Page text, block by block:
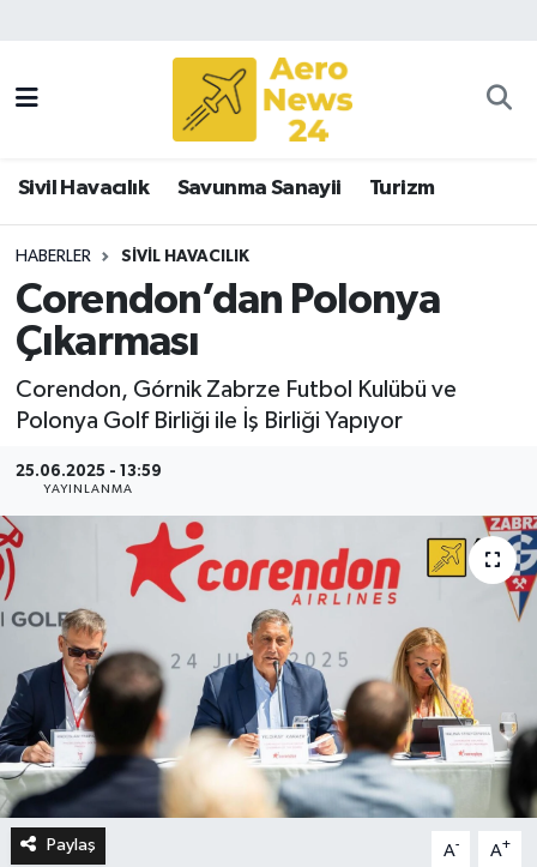
Sivil Havacılık Savunma Sanayii Turizm
HABERLER SIVIL HAVACILIK
Corendon’dan Polonya
Çıkarması
Corendon, Górnik Zabrze Futbol Kulübü ve
Polonya Golf Birliği ile İş Birliği Yapıyor
25.06.2025 - 13:59
YAYINLANMA
Paylaş A- A+